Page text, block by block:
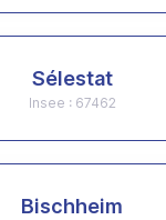
Sélestat
Insee : 67462
Bischheim